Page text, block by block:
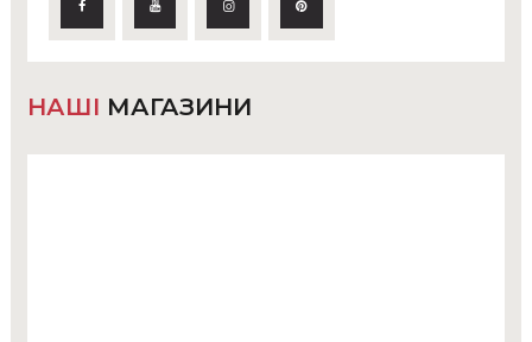
НАШІ МАГАЗИНИ